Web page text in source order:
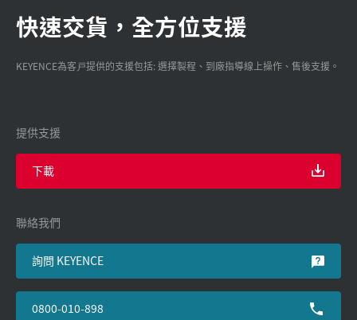
快速交貨，全方位支援
KEYENCE為客戸提供的支援包括: 選擇製程、到廠指導線上操作、售後支援。
提供支援
下載
聯絡我們
詢問 KEYENCE
0800-010-898